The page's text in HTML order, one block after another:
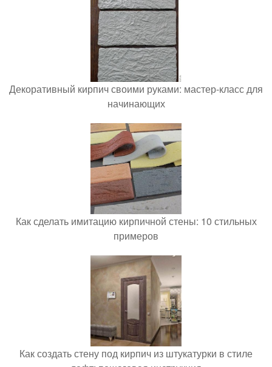
Декоративный кирпич своими руками: мастер-класс для
начинающих
Как сделать имитацию кирпичной стены: 10 стильных
примеров
Как создать стену под кирпич из штукатурки в стиле